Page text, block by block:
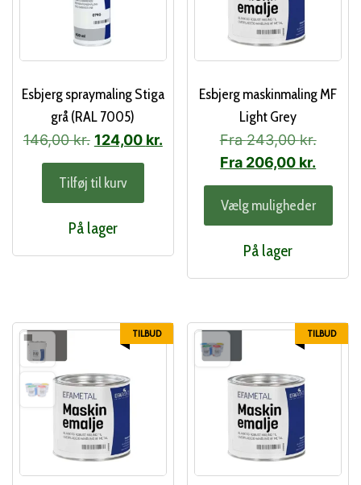
Esbjerg spraymaling Stiga
grå (RAL 7005)
146,00kr. Den
oprindelige
pris
var:
146,00 kr..
124,00 kr.Den
124,00 kr..
Tilføj til kurv
På lager
Esbjerg maskinmaling MF
Light Grey
Fra243,00kr.
Fra 206,00 kr.
Vælg muligheder
kan
På lager
TILBUD TILBUD